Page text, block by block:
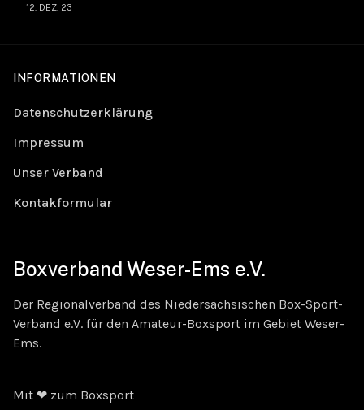
12. DEZ. 23
INFORMATIONEN
Datenschutzerklärung
Impressum
Unser Verband
Kontakformular
Boxverband Weser-Ems e.V.
Der Regionalverband des Niedersächsischen Box-Sport-
Verband e.V. für den Amateur-Boxsport im Gebiet Weser-
Ems.
Mit ❤ zum Boxsport